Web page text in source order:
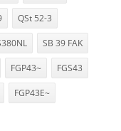
QSt 52-3
SB 39 FAK
FGP43~ FGS43
FGP43E~